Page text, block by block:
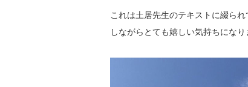
これは土居先生のテキストに綴ら
しながらとても嬉しい気持ちになり